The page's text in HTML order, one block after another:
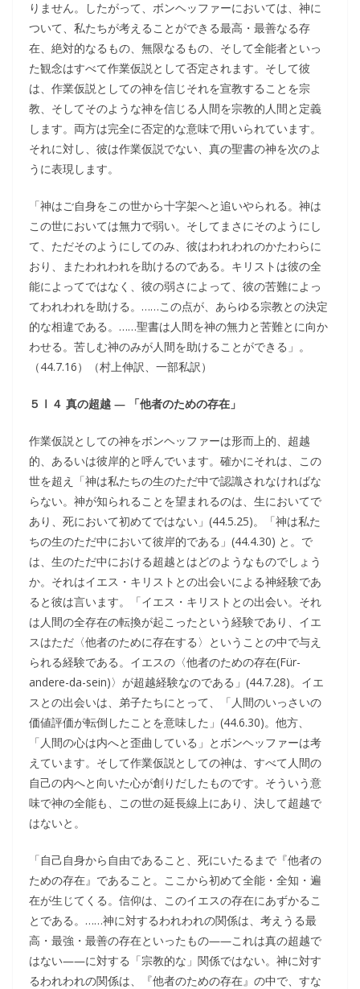
りません。したがって、ボンヘッファーにおいては、神に
ついて、私たちが考えることができる最高・最善なる存
在、絶対的なるもの、無限なるもの、そして全能者といっ
た観念はすべて作業仮説として否定されます。そして彼
は、作業仮説としての神を信じそれを宣教することを宗
教、そしてそのような神を信じる人間を宗教的人間と定義
します。両方は完全に否定的な意味で用いられています。
それに対し、彼は作業仮説でない、真の聖書の神を次のよ
うに表現します。
「神はご自身をこの世から十字架へと追いやられる。神は
この世においては無力で弱い。そしてまさにそのようにし
て、ただそのようにしてのみ、彼はわれわれのかたわらに
おり、またわれわれを助けるのである。キリストは彼の全
能によってではなく、彼の弱さによって、彼の苦難によっ
てわれわれを助ける。……この点が、あらゆる宗教との決定
的な相違である。……聖書は人間を神の無力と苦難とに向か
わせる。苦しむ神のみが人間を助けることができる」。
（44.7.16）（村上伸訳、一部私訳）
５Ⅰ４ 真の超越 ― 「他者のための存在」
作業仮説としての神をボンヘッファーは形而上的、超越
的、あるいは彼岸的と呼んでいます。確かにそれは、この
世を超え「神は私たちの生のただ中で認識されなければな
らない。神が知られることを望まれるのは、生においてで
あり、死において初めてではない」(44.5.25)。「神は私た
ちの生のただ中において彼岸的である」(44.4.30) と。で
は、生のただ中における超越とはどのようなものでしょう
か。それはイエス・キリストとの出会いによる神経験であ
ると彼は言います。「イエス・キリストとの出会い。それ
は人間の全存在の転換が起こったという経験であり、イエ
スはただ〈他者のために存在する〉ということの中で与え
られる経験である。イエスの〈他者のための存在(Für-
andere-da-sein)〉が超越経験なのである」(44.7.28)。イエ
スとの出会いは、弟子たちにとって、「人間のいっさいの
価値評価が転倒したことを意味した」(44.6.30)。他方、
「人間の心は内へと歪曲している」とボンヘッファーは考
えています。そして作業仮説としての神は、すべて人間の
自己の内へと向いた心が創りだしたものです。そういう意
味で神の全能も、この世の延長線上にあり、決して超越で
はないと。
「自己自身から自由であること、死にいたるまで『他者の
ための存在』であること。ここから初めて全能・全知・遍
在が生じてくる。信仰は、このイエスの存在にあずかるこ
とである。……神に対するわれわれの関係は、考えうる最
高・最強・最善の存在といったもの――これは真の超越で
はない――に対する「宗教的な」関係ではない。神に対す
るわれわれの関係は、『他者のための存在』の中で、すな